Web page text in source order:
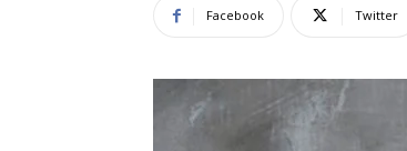
Facebook Twitter